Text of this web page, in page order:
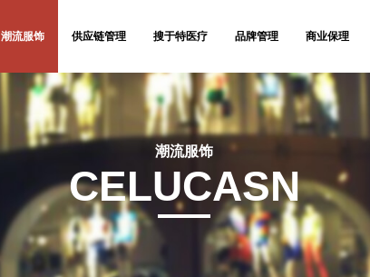
潮流服饰 供应链管理 搜于特医疗 品牌管理 商业保理
潮流服饰
CELUCASN